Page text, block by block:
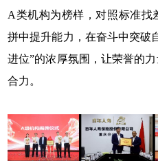
A类机构为榜样，对照标准找
拼中提升能力，在奋斗中突破
进位”的浓厚氛围，让荣誉的
合力。